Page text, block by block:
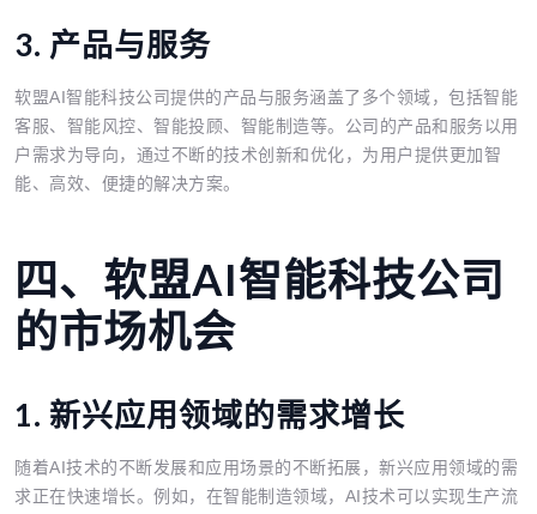
3. 产品与服务
软盟AI智能科技公司提供的产品与服务涵盖了多个领域，包括智能
客服、智能风控、智能投顾、智能制造等。公司的产品和服务以用
户需求为导向，通过不断的技术创新和优化，为用户提供更加智
能、高效、便捷的解决方案。
四、软盟AI智能科技公司
的市场机会
1. 新兴应用领域的需求增长
随着AI技术的不断发展和应用场景的不断拓展，新兴应用领域的需
求正在快速增长。例如，在智能制造领域，AI技术可以实现生产流